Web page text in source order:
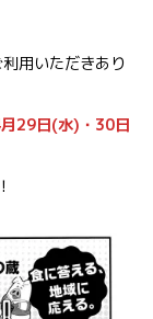
用いただきあり
29日(水)・30日